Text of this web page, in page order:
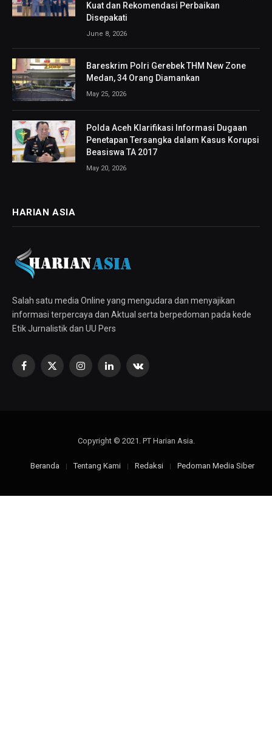
Kuat dan Rekomendasi Perbaikan
Disepakati
June 8, 2026
Bareskrim Polri Gerebek THM New Zone
Medan, 34 Orang Diamankan
May 25, 2026
Polda Aceh Klarifikasi Informasi Dugaan
Penetapan Tersangka dalam Kasus Korupsi
Beasiswa TA 2017
May 20, 2026
HARIAN ASIA
Salah satu media Online yang mengudara dan menyajikan
informasi terpercaya dan Aktual serta berpedoman pada kede
Etik Jurnalistik dan UU Pers
Facebook
X
InstagramLinkedInVKontakte
Copyright © 2021. PT Harian Asia.
Beranda Tentang Kami Redaksi Pedoman Media Siber